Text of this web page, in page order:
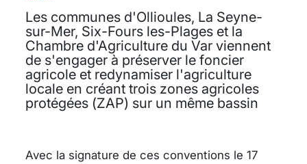
Les communes d'Ollioules, La Seyne-
sur-Mer, Six-Fours les-Plages et la
Chambre d'Agriculture du Var viennent
de s'engager à préserver le foncier
agricole et redynamiser l'agriculture
locale en créant trois zones agricoles
protégées (ZAP) sur un même bassin
Avec la signature de ces conventions le 17